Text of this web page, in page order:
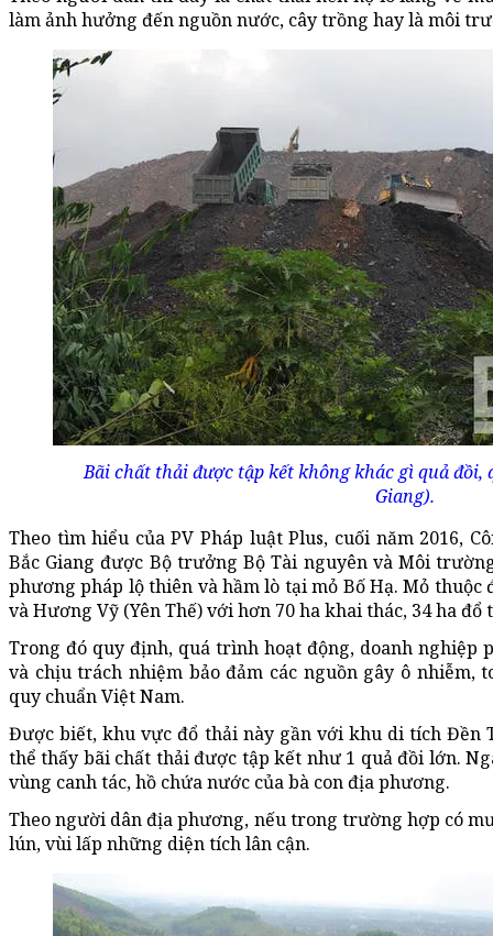
làm ảnh hưởng đến nguồn nước, cây trồng hay là môi
Bãi chất thải được tập kết không khác gì quả đồi,
Giang).
Theo tìm hiểu của PV Pháp luật Plus, cuối năm 2016,
Bắc Giang được Bộ trưởng Bộ Tài nguyên và Môi
phương pháp lộ thiên và hầm lò tại mỏ Bố Hạ. Mỏ thuộc
và Hương Vỹ (Yên Thế) với hơn 70 ha khai thác, 34 ha đổ
Trong đó quy định, quá trình hoạt động, doanh nghiệp
và chịu trách nhiệm bảo đảm các nguồn gây ô
quy chuẩn Việt Nam.
Được biết, khu vực đổ thải này gần với khu di tích Đền
thể thấy bãi chất thải được tập kết như 1 quả đồi lớn.
vùng canh tác, hồ chứa nước của bà con địa phương.
Theo người dân địa phương, nếu trong trường hợp có
lún, vùi lấp những diện tích lân cận.